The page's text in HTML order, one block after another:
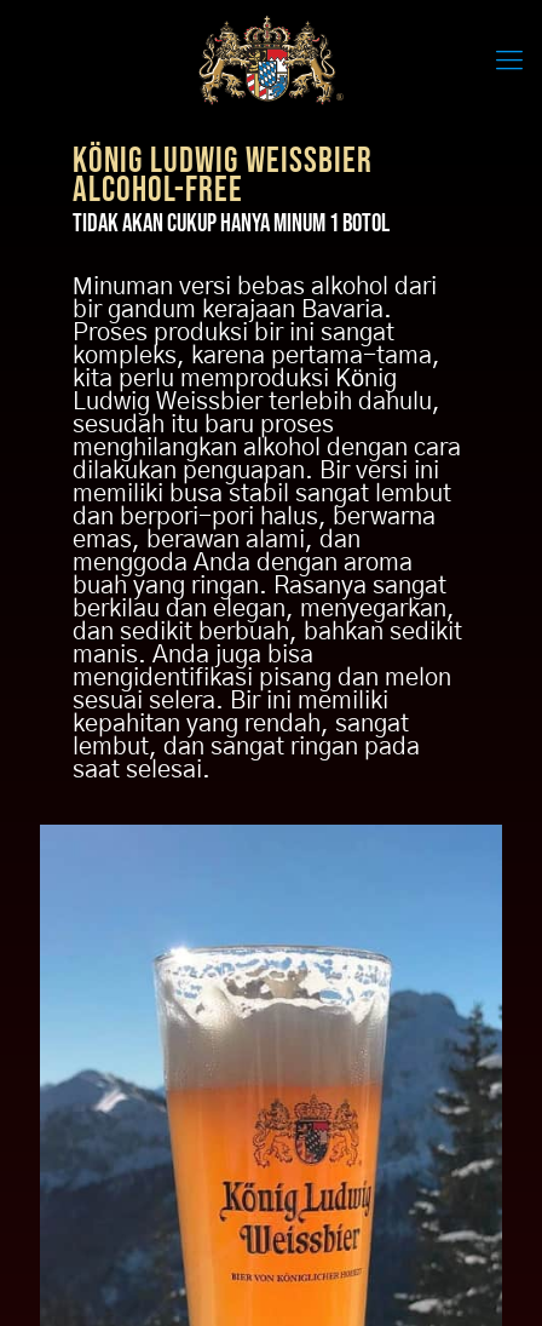
KÖNIG LUDWIG WEISSBIER
ALCOHOL-FREE
TIDAK AKAN CUKUP HANYA MINUM 1 BOTOL
Minuman versi bebas alkohol dari
bir gandum kerajaan Bavaria.
Proses produksi bir ini sangat
kompleks, karena pertama-tama,
kita perlu memproduksi König
Ludwig Weissbier terlebih dahulu,
sesudah itu baru proses
menghilangkan alkohol dengan cara
dilakukan penguapan. Bir versi ini
memiliki busa stabil sangat lembut
dan berpori-pori halus, berwarna
emas, berawan alami, dan
kepahitan yang rendah, sangat
lembut, dan sangat ringan pada
saat selesai.
KÖNIG LUDWIG WEISSBIER
ALCOHOL-FREE
TIDAK AKAN CUKUP HANYA MINUM 1 BOTOL
Minuman versi bebas alkohol dari
bir gandum kerajaan Bavaria.
Proses produksi bir ini sangat
kompleks, karena pertama-tama,
kita perlu memproduksi König
Ludwig Weissbier terlebih dahulu,
sesudah itu baru proses
menghilangkan alkohol dengan cara
dilakukan penguapan. Bir versi ini
memiliki busa stabil sangat lembut
dan berpori-pori halus, berwarna
emas, berawan alami, dan
menggoda Anda dengan aroma
buah yang ringan. Rasanya sangat
berkilau dan elegan, menyegarkan,
dan sedikit berbuah, bahkan sedikit
manis. Anda juga bisa
mengidentifikasi pisang dan melon
sesuai selera. Bir ini memiliki
kepahitan yang rendah, sangat
lembut, dan sangat ringan pada
saat selesai.